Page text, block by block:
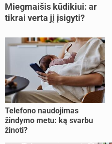
Miegmaišis kūdikiui: ar
tikrai verta jį įsigyti?
Telefono naudojimas
žindymo metu: ką svarbu
žinoti?